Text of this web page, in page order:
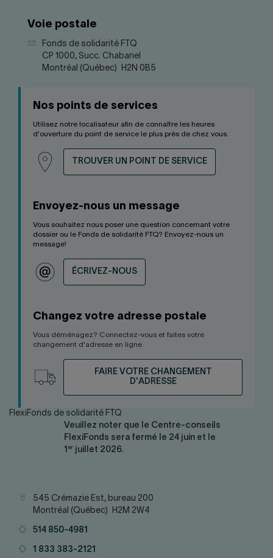
Voie postale
AdresseFonds de solidarité FTQ
CP 1000, Succ. Chabanel
Montréal (Québec) H2N 0B5
Nos points de services
Utilisez notre localisateur afin de connaître les heures
d'ouverture du point de service le plus près de chez vous.
TROUVER UN POINT DE SERVICE
Envoyez-nous un message
Vous souhaitez nous poser une question concernant votre
dossier ou le Fonds de solidarité FTQ? Envoyez-nous un
message!
ÉCRIVEZ-NOUS
Changez votre adresse postale
Vous déménagez? Connectez-vous et faites votre
changement d'adresse en ligne.
FAIRE VOTRE CHANGEMENT
D'ADRESSE
FlexiFonds de solidarité FTQ
Veuillez noter que le Centre-conseils
FlexiFonds sera fermé le 24 juin et le
1 er juillet 2026.
Adresse545 Crémazie Est, bureau 200
Montréal (Québec) H2M 2W4
Téléphone
514 850-4981
Téléphone
1 833 383-2121